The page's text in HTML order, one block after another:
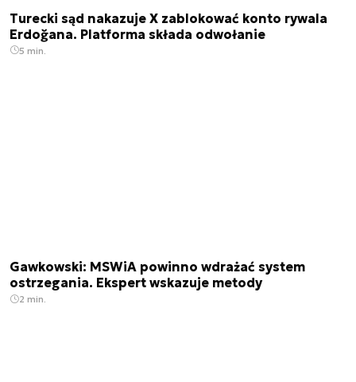
Turecki sąd nakazuje X zablokować konto rywala
Erdoğana. Platforma składa odwołanie
5 min.
Gawkowski: MSWiA powinno wdrażać system
ostrzegania. Ekspert wskazuje metody
2 min.